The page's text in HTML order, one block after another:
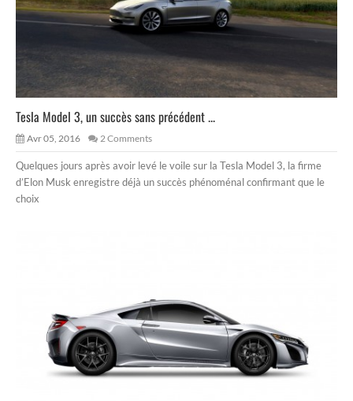
Tesla Model 3, un succès sans précédent ...
Avr 05, 2016 2 Comments
Quelques jours après avoir levé le voile sur la Tesla Model 3, la firme
d’Elon Musk enregistre déjà un succès phénoménal confirmant que le
choix